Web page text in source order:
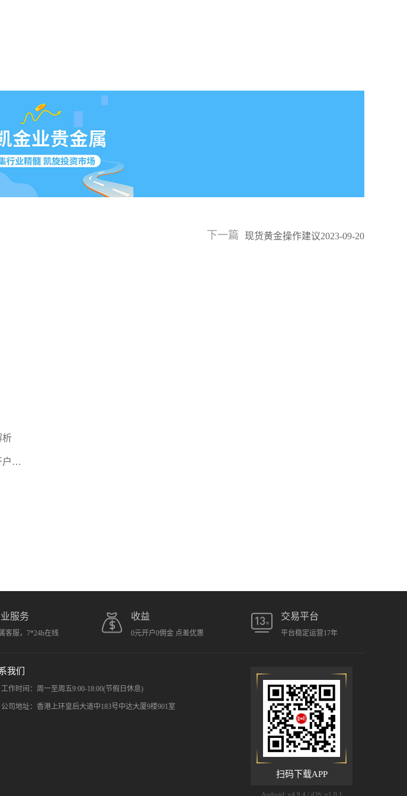
下一篇 现货黄金操作建议2023-09-20
析
热
服务
客服，7*24h在线
收益
0元开户0佣金 点差优惠
交易平台
平台稳定运营17年
我们
工作时间：周一至周五9:00-18:00(节假日休息)
公司地址：香港上环皇后大道中183号中达大厦9楼901室
扫码下载APP
Android: v4.9.4 / iOS: v1.0.1